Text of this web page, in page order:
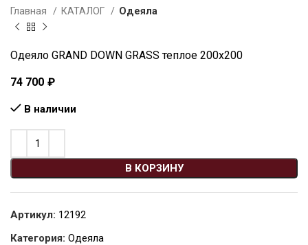
Главная КАТАЛОГ Одеяла
Одеяло GRAND DOWN GRASS теплое 200х200
74 700 ₽
В наличии
В КОРЗИНУ
Артикул: 12192
Категория: Одеяла